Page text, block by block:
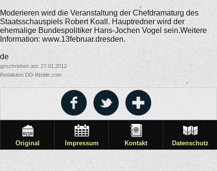
Moderieren wird die Veranstaltung der Chefdramaturg des
Staatsschauspiels Robert Koall. Hauptredner wird der
ehemalige Bundespolitiker Hans-Jochen Vogel sein.Weitere
Information: www.13februar.dresden.
de
geschrieben am: 27.01.2012
Redaktion DD-INside.com
Original Impressum Kontakt Datenschutz